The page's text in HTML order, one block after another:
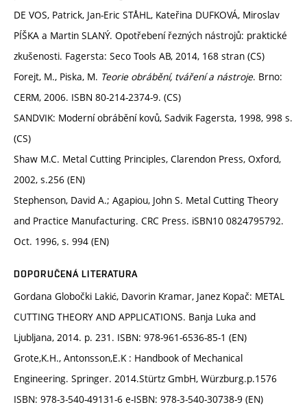
DE VOS, Patrick, Jan-Eric STÅHL, Kateřina DUFKOVÁ, Miroslav
PÍŠKA a Martin SLANÝ. Opotřebení řezných nástrojů: praktické
zkušenosti. Fagersta: Seco Tools AB, 2014, 168 stran (CS)
Forejt, M., Piska, M. Teorie obrábění, tváření a nástroje. Brno:
CERM, 2006. ISBN 80-214-2374-9. (CS)
SANDVIK: Moderní obrábění kovů, Sadvik Fagersta, 1998, 998 s.
(CS)
Shaw M.C. Metal Cutting Principles, Clarendon Press, Oxford,
2002, s.256 (EN)
Stephenson, David A.; Agapiou, John S. Metal Cutting Theory
and Practice Manufacturing. CRC Press. iSBN10 0824795792.
Oct. 1996, s. 994 (EN)
DOPORUČENÁ LITERATURA
Gordana Globočki Lakić, Davorin Kramar, Janez Kopač: METAL
CUTTING THEORY AND APPLICATIONS. Banja Luka and
Ljubljana, 2014. p. 231. ISBN: 978-961-6536-85-1 (EN)
Grote,K.H., Antonsson,E.K : Handbook of Mechanical
Engineering. Springer. 2014.Stürtz GmbH, Würzburg.p.1576
ISBN: 978-3-540-49131-6 e-ISBN: 978-3-540-30738-9 (EN)